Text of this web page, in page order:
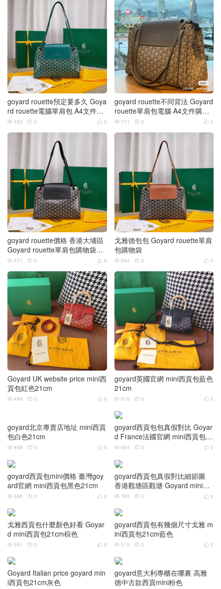
goyard rouette預定要多久 Goya
rd rouette電腦單肩包 A4文件購
物袋
 0
 482  0
goyard rouette不同背法 Goyard
rouette單肩包電腦 A4文件購物
袋
 0
 711  0
goyard rouette價格 香港大埔區
Goyard rouette單肩包購物袋黑
色
 0
 671  0
戈雅德包包 Goyard rouette單肩
包購物袋
 0
 544  0
Goyard UK website price mini西
貢包紅色21cm
 0
 499  0
goyard英國官網 mini西貢包藍色
21cm
 0
 518  0
goyard北京專賣店地址 mini西貢
包白色21cm
 0
 488  0
goyard西貢包包真假對比 Goyar
d France法國官網 mini西貢包21
cm
 0
 654  0
goyard西貢包mini價格 臺灣goy
ard官網 mini西貢包黑色21cm
 0
 588  0
goyard西貢包真假對比細節圖
香港觀塘區觀塘 Goyard mini西
貢包黄色
 0
 763  0
戈雅西貢包什麼顏色好看 Goyar
d mini西貢包21cm棕色
 0
 591  0
goyard西貢包有幾個尺寸戈雅 m
ini西貢包21cm藍色
 0
 515  0
Goyard Italian price goyard min
i西貢包21cm灰色
goyard意大利專櫃在哪裏 高雅
德中古款西貢mini粉色